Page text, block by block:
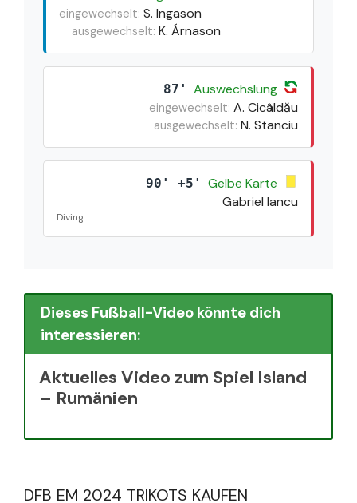
eingewechselt: S. Ingason
ausgewechselt: K. Árnason
87' Auswechslung
eingewechselt: A. Cicâldău
ausgewechselt: N. Stanciu
90' +5'
Gelbe Karte
Gabriel Iancu
Diving
Dieses Fußball-Video könnte dich
interessieren:
Aktuelles Video zum Spiel Island
– Rumänien
DFB EM 2024 TRIKOTS KAUFEN